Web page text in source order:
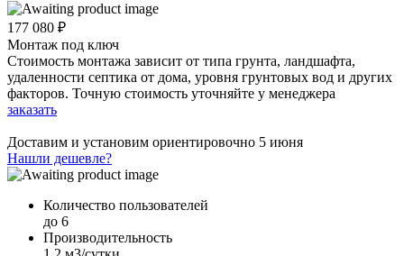
177 080 ₽
Монтаж под ключ
Стоимость монтажа зависит от типа грунта, ландшафта,
удаленности септика от дома, уровня грунтовых вод и других
факторов. Точную стоимость уточняйте у менеджера
заказать
Доставим и установим ориентировочно 5 июня
Нашли дешевле?
Количество пользователей
до 6
Производительность